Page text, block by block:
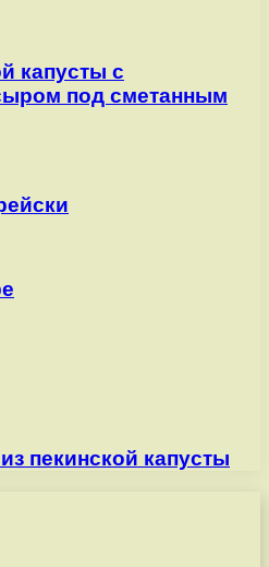
капусты с
под сметанным
пекинской капусты